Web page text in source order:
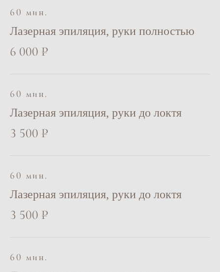
60 мин.
Лазерная эпиляция, руки полностью
6 000 ₽
60 мин.
Лазерная эпиляция, руки до локтя
3 500 ₽
60 мин.
Лазерная эпиляция, руки до локтя
3 500 ₽
60 мин.